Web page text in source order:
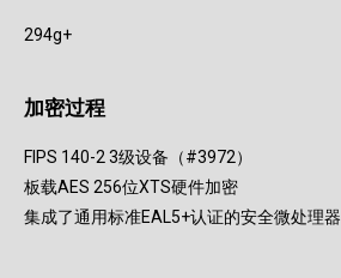
294g+
加密过程
FIPS 140-2 3级设备（#3972）
板载AES 256位XTS硬件加密
集成了通用标准EAL5+认证的安全微处理器